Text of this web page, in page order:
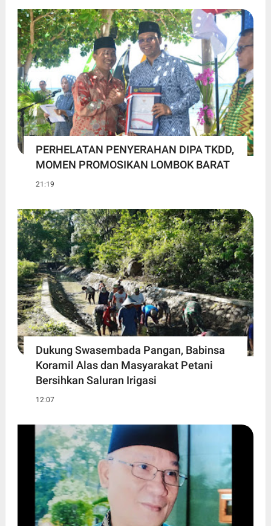
PERHELATAN PENYERAHAN DIPA TKDD,
MOMEN PROMOSIKAN LOMBOK BARAT
21:19
Dukung Swasembada Pangan, Babinsa
Koramil Alas dan Masyarakat Petani
Bersihkan Saluran Irigasi
12:07